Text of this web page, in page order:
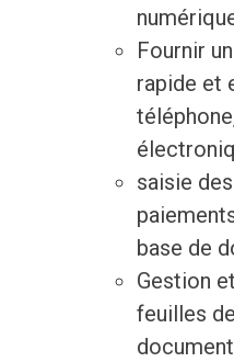
Fournir
rapide et
saisie
base de
Gestion
feuilles